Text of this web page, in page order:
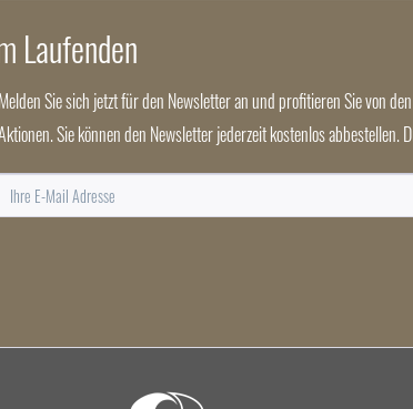
Laufenden
Melden Sie sich jetzt für den Newsletter an und profitieren Sie von
Sie können den Newsletter jederzeit kostenlos